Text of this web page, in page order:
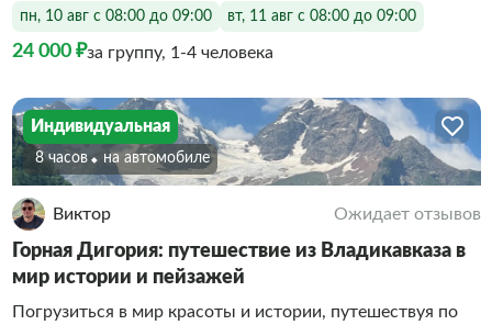
пн, 10 авг с 08:00 до 09:00 вт, 11 авг с 08:00 до 09:00
24 000 ₽за группу, 1-4 человека
Индивидуальная
8 часов На автомобиле
Виктор Ожидает отзывов
Горная Дигория: путешествие из Владикавказа в
мир истории и пейзажей
Погрузиться в мир красоты и истории, путешествуя по